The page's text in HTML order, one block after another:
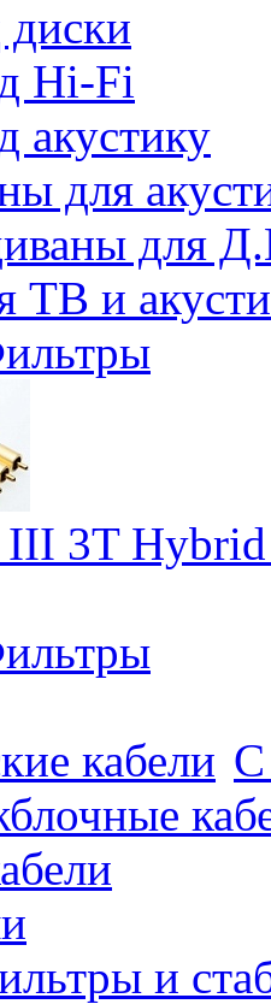
Hi-Fi
акустику
для
для
ТВ и
III 3T
кабели С
и